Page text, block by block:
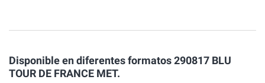
Disponible en diferentes formatos 290817 BLU
TOUR DE FRANCE MET.